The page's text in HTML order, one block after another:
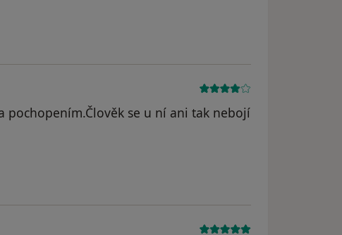
pochopením.Člověk se u ní ani tak nebojí